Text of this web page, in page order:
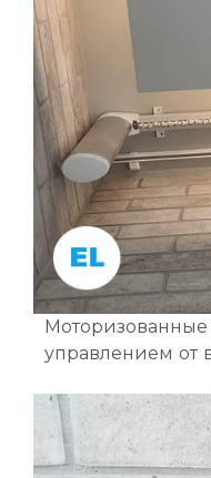
управлением от